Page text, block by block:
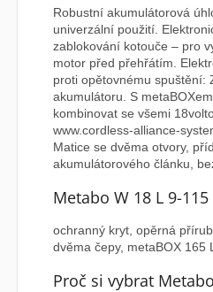
Robustní akumulátorová
univerzální použití.
zablokování kotouče – pro
motor před přehřátím.
proti opětovnému spuštění:
akumulátoru. S
kombinovat se všemi
www.cordless-alliance-
Matice se dvěma otvory,
akumulátorového článku,
Metabo W 18 L 9-
ochranný kryt, opěrná
dvěma čepy, metaBOX 165
Proč si vybrat